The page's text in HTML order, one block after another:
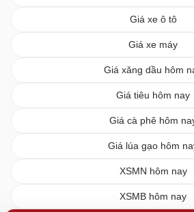
Giá xe ô tô
Giá xe máy
Giá xăng dầu hôm
Giá tiêu hôm nay
Giá cà phê hôm
Giá lúa gạo hôm
XSMN hôm nay
XSMB hôm nay